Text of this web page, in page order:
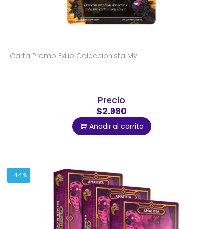
Carta Promo Exilio Coleccionista Myl
Precio
$2.990
Añadir al carrito
-44%